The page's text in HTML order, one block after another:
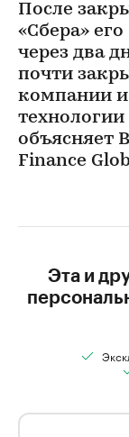
После
«Сбера»
через два
почти
компании
технологии
объясняет
Finance
Эта и